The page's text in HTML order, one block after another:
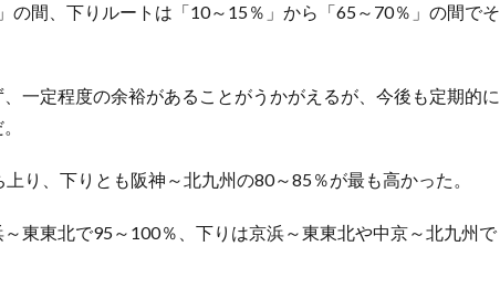
の間、下りルートは「10～15％」から「65～70％」の間でそ
一定程度の余裕があることがうかがえるが、今後も定期的に
り、下りとも阪神～北九州の80～85％が最も高かった。
東東北で95～100％、下りは京浜～東東北や中京～北九州で